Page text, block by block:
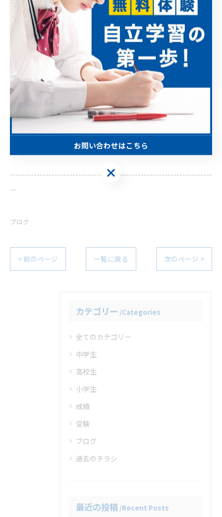
--------------------------------------------------------------------
--
高進塾
住所 : 埼玉県さいたま市北区吉野町2-177-18
電話番号 : 080-4063-4737
--------------------------------------------------------------------
--
ブログ
< 前のページ 一覧に戻る 次のページ >
カテゴリー Categories
全てのカテゴリー
中学生
高校生
小学生
成績
受験
ブログ
過去のチラシ
最近の投稿 Recent Posts
お問い合わせはこちら
お問い合わせはこちら